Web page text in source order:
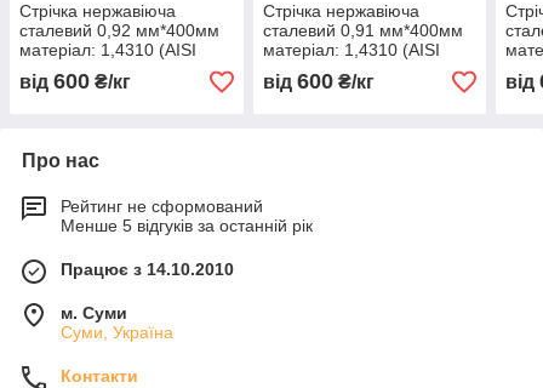
Стрічка нержавіюча
сталевий 0,92 мм*400мм
матеріал: 1,4310 (AISI
301, 12Х18Н9 )
нагартована (тверда)
від 600 ₴/кг
Стрічка нержавіюча
сталевий 0,91 мм*400мм
матеріал: 1,4310 (AISI
301, 12Х18Н9 )
нагартована (тверда)
від 600₴/кг від
Про нас
Рейтинг не сформований
Менше 5 відгуків за останній рік
Працює з 14.10.2010
м. Суми
Суми, Україна
Контакти